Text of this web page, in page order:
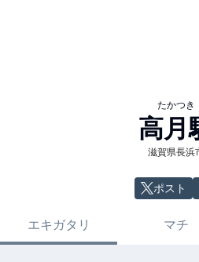
たかつき
高月
滋賀県長浜
ポスト
エキガタリ マチ